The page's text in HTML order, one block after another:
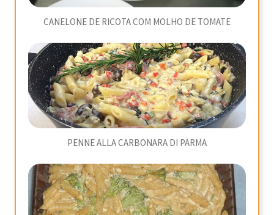
CANELONE DE RICOTA COM MOLHO DE TOMATE
PENNE ALLA CARBONARA DI PARMA